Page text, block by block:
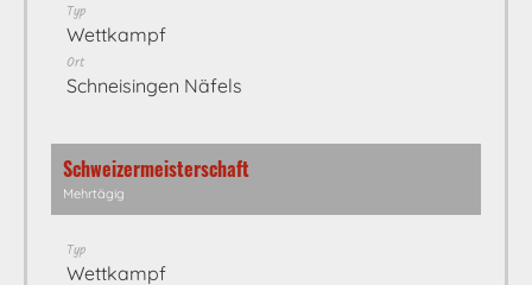
Typ
Wettkampf
Ort
Schneisingen Näfels
Schweizermeisterschaft
Mehrtägig
Typ
Wettkampf